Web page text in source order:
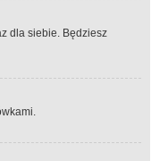
dla siebie. Będziesz